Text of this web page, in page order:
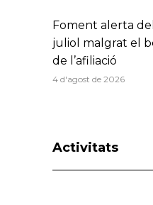
Foment alerta
juliol malgrat el
de l’afiliació
4 d'agost de 2026
Activitats